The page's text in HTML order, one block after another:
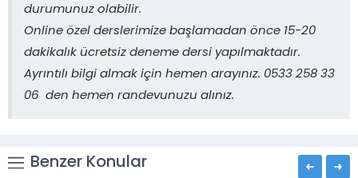
durumunuz olabilir.
Online özel derslerimize başlamadan önce 15-20
dakikalık ücretsiz deneme dersi yapılmaktadır.
Ayrıntılı bilgi almak için hemen arayınız. 0533 258 33
06 den hemen randevunuzu alınız.
Benzer Konular